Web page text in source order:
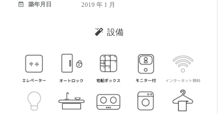
築年月日 2019 年 1 月
設備